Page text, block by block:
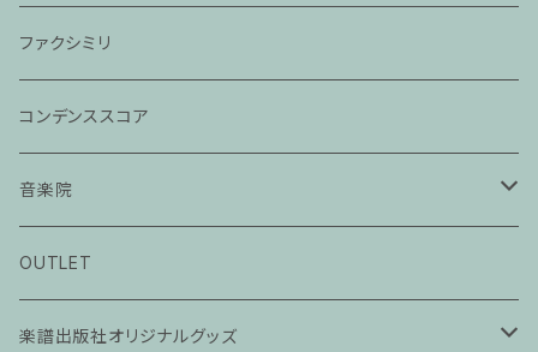
ファクシミリ
コンデンススコア
音楽院
ピアノ科３０分レッスン
ピアノ科４５分レッスン
OUTLET
楽譜出版社オリジナルグッズ